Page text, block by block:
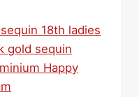
18th ladies
gold sequin
Happy